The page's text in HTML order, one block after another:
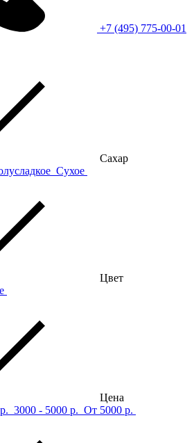
+7 (495) 775-00-01
Сахар
Сухое
Цвет
Цена
3000 - 5000 р. От 5000 р.